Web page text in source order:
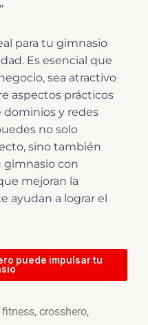
para tu gimnasio
Es esencial que
sea atractivo
aspectos prácticos
y redes
no solo
sino también
con
mejoran la
ayudan a lograr el
puede impulsar tu
fitness, crosshero,